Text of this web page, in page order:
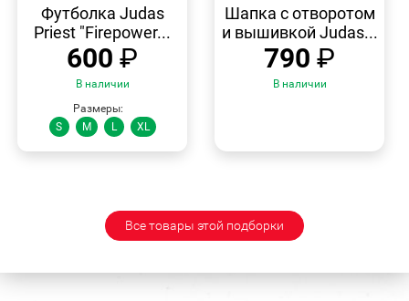
ПРОСМОТР
Футболка Judas
Priest "Firepower...
600 ₽
В наличии
Размеры:
S
M L XL
ПРОСМОТР
Шапка с отворотом
и вышивкой Judas...
790 ₽
В наличии
Все товары этой подборки